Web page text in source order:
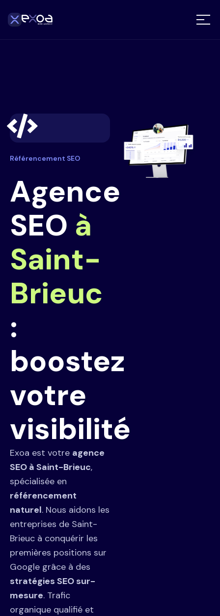
Référencement SEO
Agence
SEO à
Saint-
Brieuc
:
boostez
votre
visibilité
Exoa est votre agence
SEO à Saint-Brieuc,
spécialisée en
référencement
naturel. Nous aidons les
entreprises de Saint-
Brieuc à conquérir les
premières positions sur
Google grâce à des
stratégies SEO sur-
mesure. Trafic
organique qualifié et